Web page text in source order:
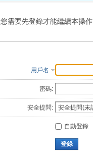
索
您需要先登錄才能繼續本操作
用戶名
密碼:
安全提問:
自動登錄
登錄